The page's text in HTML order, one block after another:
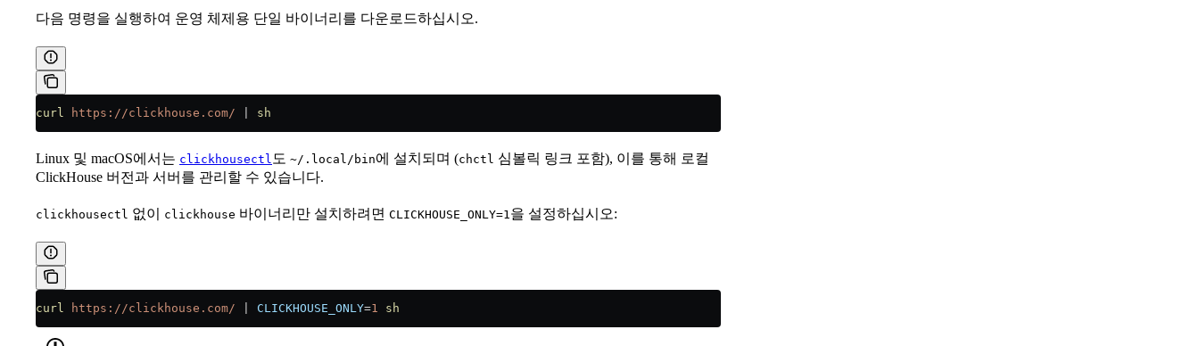
다음 명령을 실행하여 운영 체제용 단일 바이너리를 다운로드하십시오.
curl https://clickhouse.com/ sh
Linux 및 macOS에서는 clickhousectl 도 ~/.local/bin에 설치되며 (chctl 심볼릭 링크 포함), 이를 통해 로컬
ClickHouse 버전과 서버를 관리할 수 있습니다.
clickhousectl 없이 clickhouse 바이너리만 설치하려면 CLICKHOUSE_ONLY=1 을 설정하십시오:
curl https://clickhouse.com/ CLICKHOUSE_ONLY=1 sh